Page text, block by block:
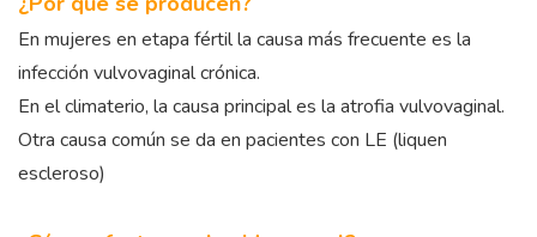
En mujeres en etapa fértil la causa más frecuente es la
infección vulvovaginal crónica.
En el climaterio, la causa principal es la atrofia vulvovaginal.
Otra causa común se da en pacientes con LE (liquen
escleroso)